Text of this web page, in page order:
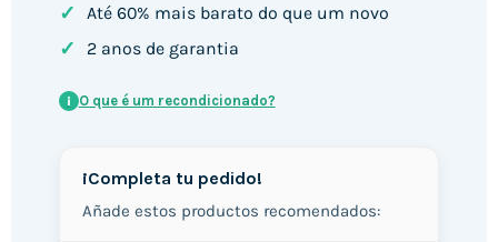
✓ Até 60% mais barato do que um novo
✓ 2 anos de garantia
i O que é um recondicionado?
¡Completa tu pedido!
Añade estos productos recomendados: